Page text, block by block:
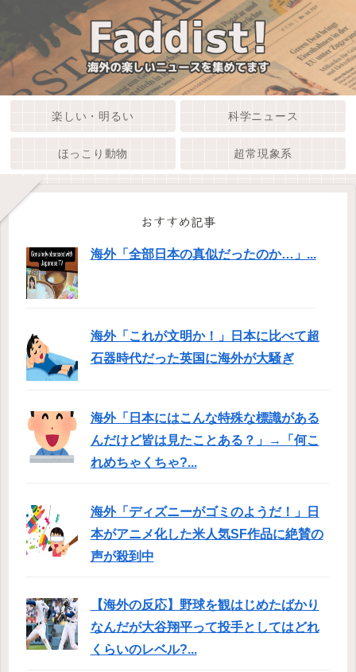
楽しい・明るい 科学ニュース
ほっこり動物 超常現象系
おすすめ記事
海外「全部日本の真似だったのか…」...
海外「これが文明か！」日本に比べて超
石器時代だった英国に海外が大騒ぎ
海外「日本にはこんな特殊な標識がある
んだけど皆は見たことある？」→「何こ
れめちゃくちゃ?...
海外「ディズニーがゴミのようだ！」日
本がアニメ化した米人気SF作品に絶賛の
声が殺到中
【海外の反応】野球を観はじめたばかり
なんだが大谷翔平って投手としてはどれ
くらいのレベル?...